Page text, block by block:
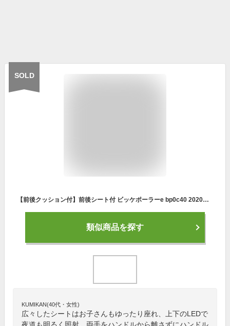
SOLD
【前後クッション付】前後シート付 ビッケポーラーe bp0c40 2020年モデル ブリヂストン 電動自転車 子供乗せ 3人乗り自転車 三人乗り 20インチ bikke 子供乗せ電動自転車 前後ろ子供乗せ取付可
類似商品を探す
KUMIKAN(40代・女性)
広々したシートはお子さんもゆったり座れ、上下のLEDで